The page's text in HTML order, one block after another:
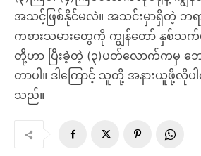
အသင့်ဖြစ်နိုင်မလဲ။ အသင်းမှာရှိတဲ့ ဘရ
ကစားသမားတွေကို ကျွန်တော် နှစ်သက်
တို့ဟာ ပြီးခဲ့တဲ့ (၃)ပတ်လောက်ကမှ ဘေ
တာပါ။ ဒါကြောင့် သူတို့ အနားယူဖို့လိုပ
သည်။